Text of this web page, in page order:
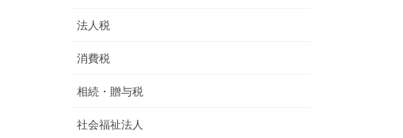
法人税
消費税
相続・贈与税
社会福祉法人